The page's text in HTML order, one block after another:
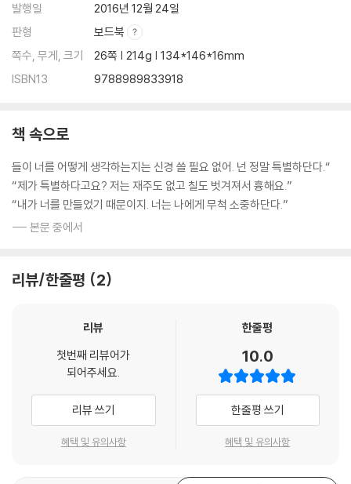
발행일
2016년 12월 24일
판형
보드북
쪽수, 무게, 크기
26쪽 | 214g | 134*146*16mm
ISBN13
9788989833918
책 속으로
들이 너를 어떻게 생각하는지는 신경 쓸 필요 없어. 넌 정말 특별하단다.“
“제가 특별하다고요? 저는 재주도 없고 칠도 벗겨져서 흉해요.”
“내가 너를 만들었기 때문이지. 너는 나에게 무척 소중하단다.”
--- 본문 중에서
리뷰/한줄평 2
리뷰
첫번째 리뷰어가
되어주세요.
리뷰 쓰기
혜택 및 유의사항
한줄평
10.0
한줄평 쓰기
혜택 및 유의사항